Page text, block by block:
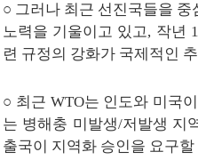
○ 그러나 최근 선진국들을
노력을 기울이고 있고, 작년
련 규정의 강화가 국제적인
○ 최근 WTO는 인도와 미국
는 병해충 미발생/저발생 지
출국이 지역화 승인을 요구